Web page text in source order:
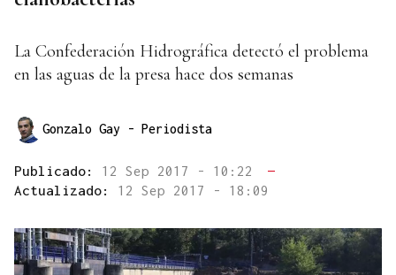
La Confederación Hidrográfica detectó el problema
en las aguas de la presa hace dos semanas
Gonzalo Gay - Periodista
Publicado: 12 Sep 2017 - 10:22
—
Actualizado: 12 Sep 2017 - 18:09